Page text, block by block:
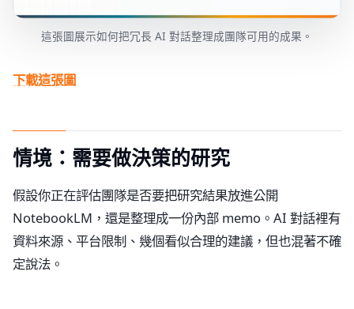
這張圖展示如何把冗長 AI 對話整理成團隊可用的成果。
下載這張圖
情境：需要做決策的研究
假設你正在評估團隊是否要把研究結果放進公開
NotebookLM，還是整理成一份內部 memo。AI 對話裡有
資料來源、平台限制、幾個看似合理的建議，但也混著不確
定說法。